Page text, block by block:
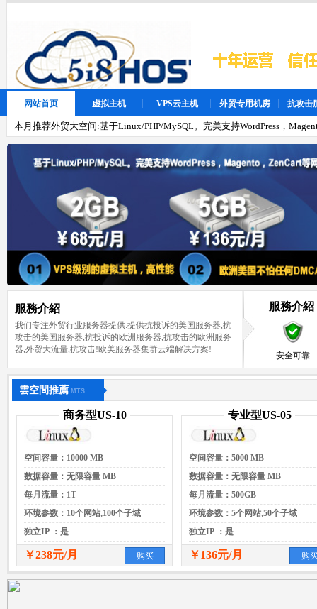
网站首页 虚拟主机 VPS云主机 外贸专用机房 抗攻击
本月推荐外贸大空间:基于Linux/PHP/MySQL。完美支持WordPress，
服務介紹
我们专注外贸行业服务器提供:提供抗投诉的美国服务器,抗
攻击的美国服务器,抗投诉的欧洲服务器,抗攻击的欧洲服务
器,外贸大流量,抗攻击!欧美服务器集群云端解决方案!
服務介紹
安全可靠
雲空間推薦 MTS
商务型US-10
空间容量：10000 MB
数据容量：无限容量 MB
每月流量：1T
环境参数：10个网站,100个子域
独立IP ：是
￥238元/月 购买
专业型US-05
空间容量：5000 MB
数据容量：无限容量 MB
每月流量：500GB
环境参数：5个网站,50个子域
独立IP ：是
￥136元/月 购